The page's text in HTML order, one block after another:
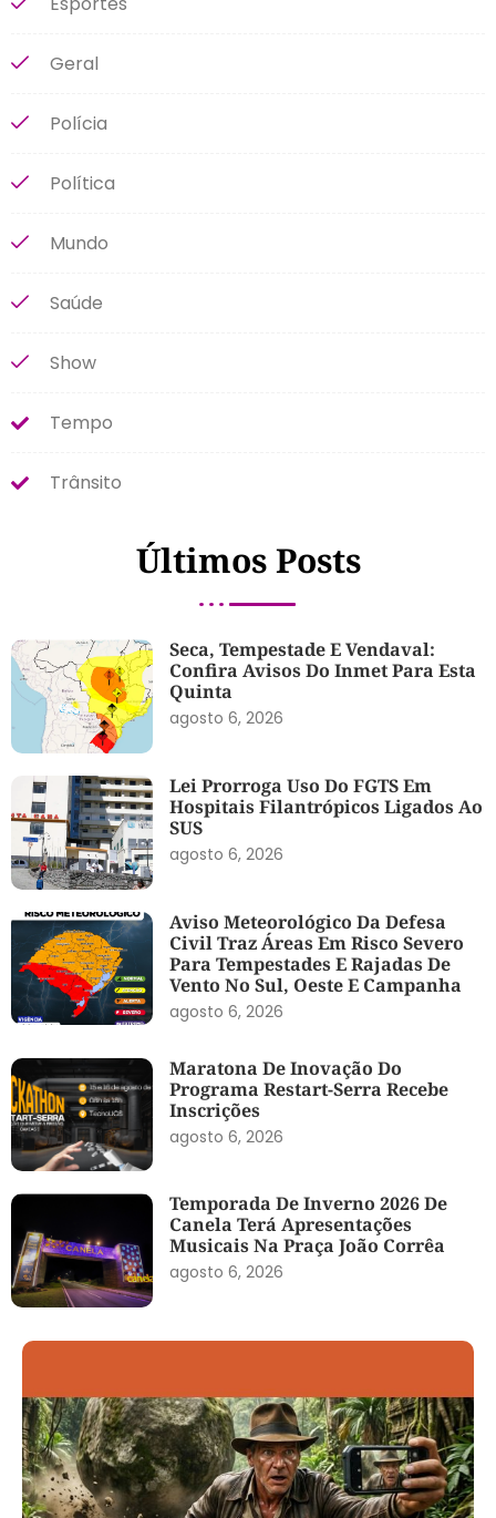
Geral
Polícia
Política
Mundo
Saúde
Show
Tempo
Trânsito
Últimos Posts
Seca, Tempestade E Vendaval:
Confira Avisos Do Inmet Para Esta
Quinta
agosto 6, 2026
Lei Prorroga Uso Do FGTS Em
Hospitais Filantrópicos Ligados Ao
SUS
agosto 6, 2026
Aviso Meteorológico Da Defesa
Civil Traz Áreas Em Risco Severo
Para Tempestades E Rajadas De
Vento No Sul, Oeste E Campanha
agosto 6, 2026
Maratona De Inovação Do
Programa Restart-Serra Recebe
Inscrições
agosto 6, 2026
Temporada De Inverno 2026 De
Canela Terá Apresentações
Musicais Na Praça João Corrêa
agosto 6, 2026